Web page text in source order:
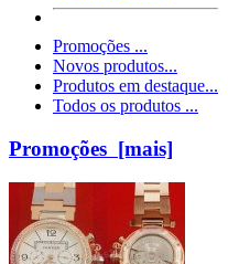
Promoções ...
Novos produtos...
Produtos em destaque...
Todos os produtos ...
Promoções [mais]